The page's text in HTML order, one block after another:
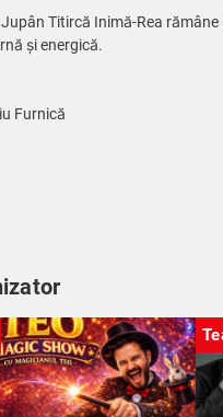
Titircă Inimă-Rea
și energică.
Furnică